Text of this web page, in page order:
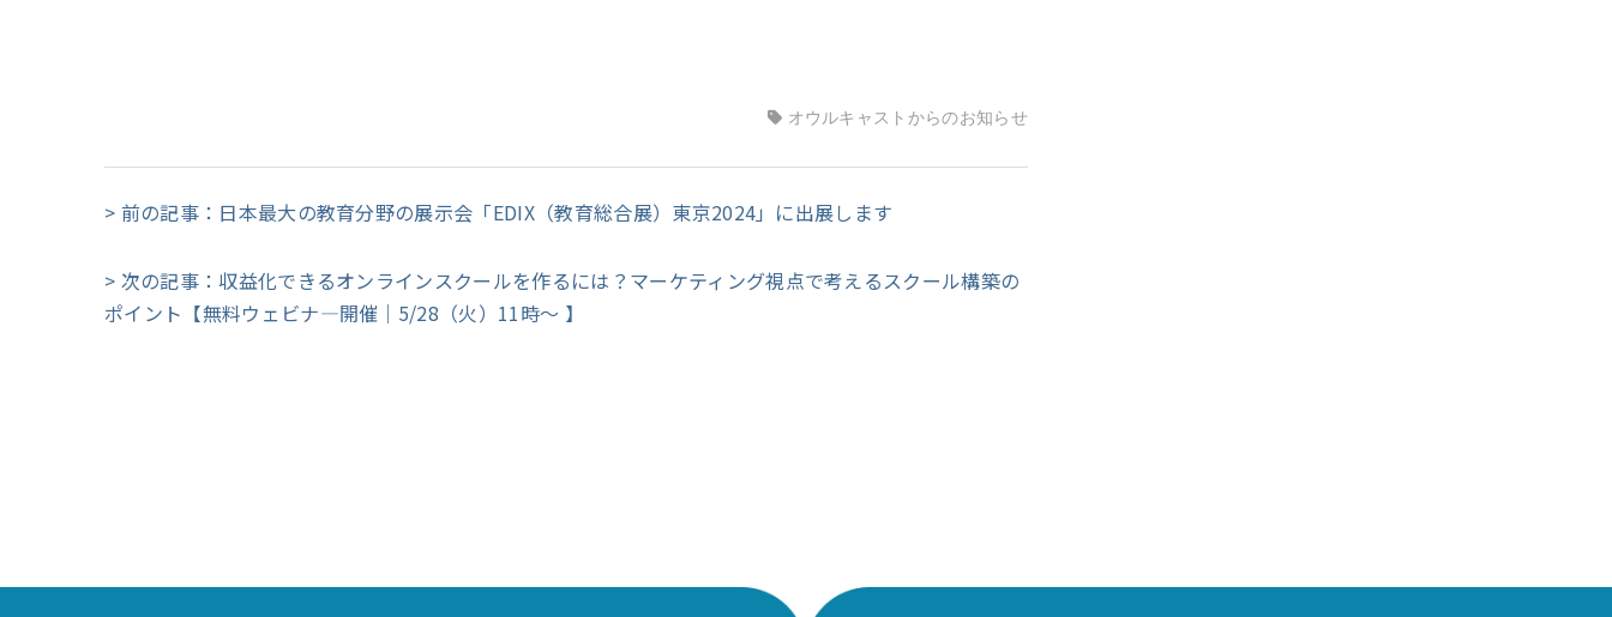
オウルキャストからのお知らせ
> 前の記事：日本最大の教育分野の展示会「EDIX（教育総合展）東京2024」に出展します
> 次の記事：収益化できるオンラインスクールを作るには？マーケティング視点で考えるスクール構築の
ポイント【無料ウェビナ―開催｜5/28（火）11時～ 】